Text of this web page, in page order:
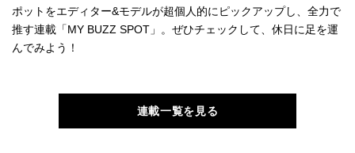
ポットをエディター&モデルが超個人的にピックアップし、全力で
推す連載「MY BUZZ SPOT」。ぜひチェックして、休日に足を運
んでみよう！
連載一覧を見る